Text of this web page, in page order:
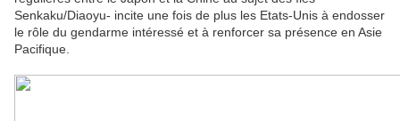
Senkaku/Diaoyu- incite une fois de plus les Etats-Unis à endosser
le rôle du gendarme intéressé et à renforcer sa présence en Asie
Pacifique.